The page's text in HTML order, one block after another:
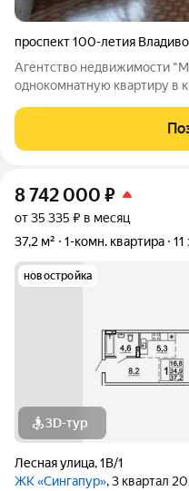
проспект 100-летия
Агентство недвижимости
однокомнатную квартиру в
балконом. Чистая продажа.
указанным телефонам.
8 742 000 ₽
от 35 335 ₽ в месяц
37,2 м²
1-комн. квартира 11
новостройка
3D-тур
Лесная улица,1В/1
ЖК «Сингапур», 3 квартал